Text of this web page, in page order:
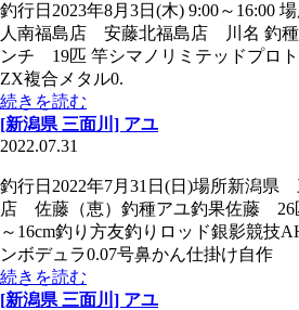
釣行日2023年8月3日(木) 9:00～16:00
人南福島店 安藤北福島店 川名 釣種
ンチ 19匹 竿シマノリミテッドプロ
ZX複合メタル0.
続きを読む
[新潟県 三面川] アユ
2022.07.31
釣行日2022年7月31日(日)場所新潟県
店 佐藤（恵）釣種アユ釣果佐藤
～16cm釣り方友釣りロッド銀影競技
ンボデュラ0.07号鼻かん仕掛け自作
続きを読む
[新潟県 三面川] アユ